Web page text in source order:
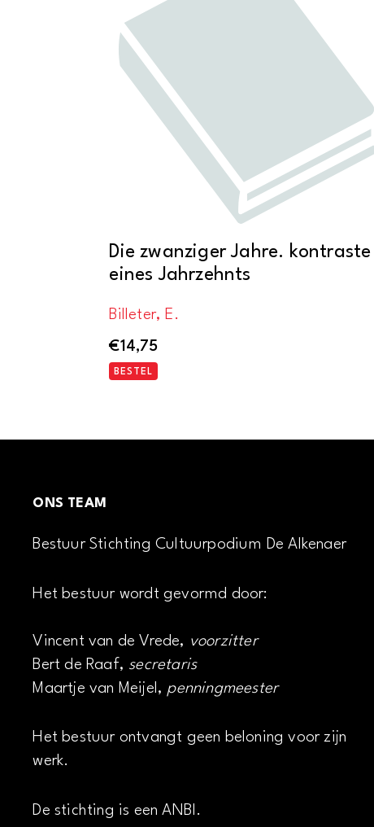
Die zwanziger Jahre. kontraste
eines Jahrzehnts
Billeter, E.
€14,75
BESTEL
ONS TEAM
Bestuur Stichting Cultuurpodium De Alkenaer
Het bestuur wordt gevormd door:
Vincent van de Vrede, voorzitter
Bert de Raaf, secretaris
Maartje van Meijel, penningmeester
Het bestuur ontvangt geen beloning voor zijn
werk.
De stichting is een ANBI.